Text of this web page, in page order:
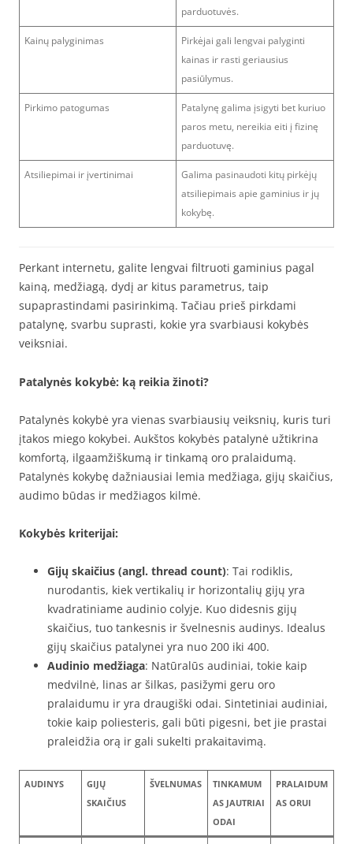
parduotuvės.
Kainų palyginimas
Pirkėjai gali lengvai palyginti
kainas ir rasti geriausius
pasiūlymus.
Pirkimo patogumas
Patalynę galima įsigyti bet kuriuo
paros metu, nereikia eiti į fizinę
parduotuvę.
Atsiliepimai ir įvertinimai
Galima pasinaudoti kitų pirkėjų
atsiliepimais apie gaminius ir jų
kokybę.
Perkant internetu, galite lengvai filtruoti gaminius pagal
kainą, medžiagą, dydį ar kitus parametrus, taip
supaprastindami pasirinkimą. Tačiau prieš pirkdami
patalynę, svarbu suprasti, kokie yra svarbiausi kokybės
veiksniai.
Patalynės kokybė: ką reikia žinoti?
Patalynės kokybė yra vienas svarbiausių veiksnių, kuris turi
įtakos miego kokybei. Aukštos kokybės patalynė užtikrina
komfortą, ilgaamžiškumą ir tinkamą oro pralaidumą.
Patalynės kokybę dažniausiai lemia medžiaga, gijų skaičius,
audimo būdas ir medžiagos kilmė.
Kokybės kriterijai:
Gijų skaičius (angl. thread count): Tai rodiklis,
nurodantis, kiek vertikalių ir horizontalių gijų yra
kvadratiniame audinio colyje. Kuo didesnis gijų
skaičius, tuo tankesnis ir švelnesnis audinys. Idealus
gijų skaičius patalynei yra nuo 200 iki 400.
Audinio medžiaga: Natūralūs audiniai, tokie kaip
medvilnė, linas ar šilkas, pasižymi geru oro
pralaidumu ir yra draugiški odai. Sintetiniai audiniai,
tokie kaip poliesteris, gali būti pigesni, bet jie prastai
praleidžia orą ir gali sukelti prakaitavimą.
AUDINYS
GIJŲ
SKAIČIUS
ŠVELNUMAS
TINKAMUM
AS JAUTRIAI
ODAI
PRALAIDUM
AS ORUI